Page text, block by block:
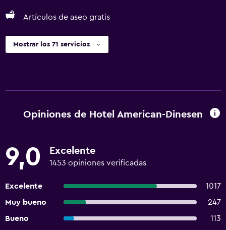
Artículos de aseo gratis
Mostrar los 71 servicios
Opiniones de Hotel American-Dinesen
9,0 Excelente
1453 opiniones verificadas
Excelente
1017
Muy bueno
247
Bueno
113